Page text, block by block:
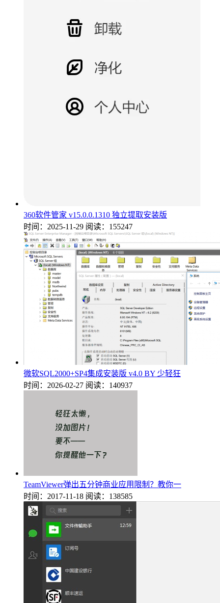
360软件管家 v15.0.0.1310 独立提取安装版
时间：2025-11-29 阅读：155247
微软SQL2000+SP4集成安装版 v4.0 BY 少轻狂
时间：2026-02-27 阅读：140937
TeamViewer弹出五分钟商业应用限制？教你一
时间：2017-11-18 阅读：138585